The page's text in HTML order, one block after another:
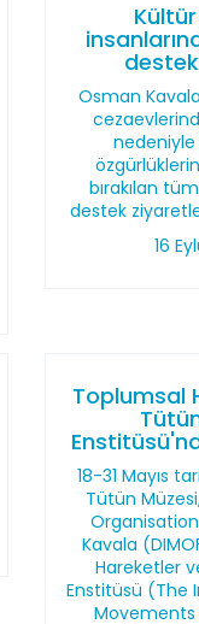
Osman
nedeniyle
bırakılan
destek
16
Toplumsal
18-31 Mayıs
Tütün
Kavala
Hareketler
Enstitüsü (The